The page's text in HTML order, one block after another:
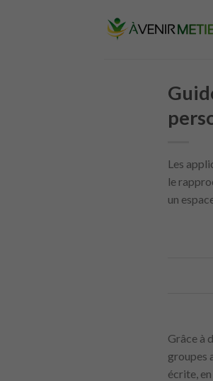
Les
le
un
Grâce à
groupes
écrite,